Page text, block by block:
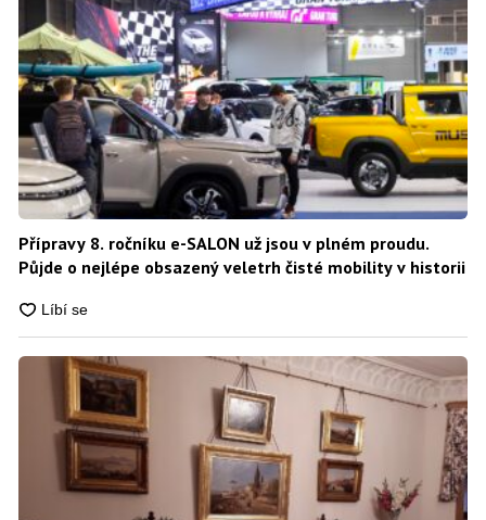
Přípravy 8. ročníku e-SALON už jsou v plném proudu.
Půjde o nejlépe obsazený veletrh čisté mobility v historii